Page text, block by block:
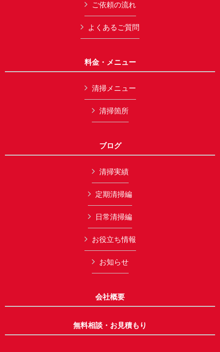
ご依頼の流れ
よくあるご質問
料金・メニュー
清掃メニュー
清掃箇所
ブログ
清掃実績
定期清掃編
日常清掃編
お役立ち情報
お知らせ
会社概要
無料相談・お見積もり